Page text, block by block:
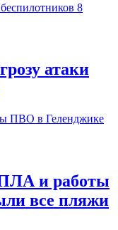
атаки
и работы
все пляжи